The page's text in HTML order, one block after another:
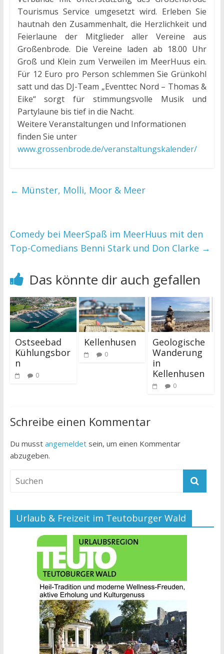
Tourismus Service umgesetzt wird. Erleben Sie
hautnah den Zusammenhalt, die Herzlichkeit und
Feierlaune der Mitglieder aller Vereine aus
Großenbrode. Die Vereine laden ab 18.00 Uhr
Groß und Klein zum Verweilen im MeerHuus ein.
Für 12 Euro pro Person schlemmen Sie Grünkohl
satt und das DJ-Team „Eventtec Nord – Thomas &
Eike“ sorgt für stimmungsvolle Musik und
Partylaune bis tief in die Nacht.
Weitere Veranstaltungen und Informationen
finden Sie unter
www.grossenbrode.de/veranstaltungskalender/
← Münster, Molli, Moor & Meer
Comedy bei MeerSpaß im MeerHuus mit den
Top-Comedians Benni Stark und Don Clarke →
Das könnte dir auch gefallen
Ostseebad
Kühlungsbor
n
0
Kellenhusen
0
Geologische
Wanderung
in
Kellenhusen
0
Schreibe einen Kommentar
Du musst angemeldetsein, um einen Kommentar
abzugeben.
Urlaub & Freizeit im Teutoburger Wald